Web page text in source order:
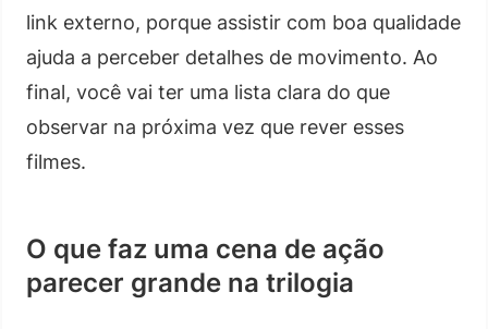
link externo, porque assistir com boa qualidade
ajuda a perceber detalhes de movimento. Ao
final, você vai ter uma lista clara do que
observar na próxima vez que rever esses
filmes.
O que faz uma cena de ação
parecer grande na trilogia